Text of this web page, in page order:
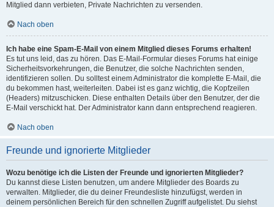
Mitglied dann verbieten, Private Nachrichten zu versenden.
Nach oben
Ich habe eine Spam-E-Mail von einem Mitglied dieses Forums erhalten!
Es tut uns leid, das zu hören. Das E-Mail-Formular dieses Forums hat einige
Sicherheitsvorkehrungen, die Benutzer, die solche Nachrichten senden,
identifizieren sollen. Du solltest einem Administrator die komplette E-Mail, die
du bekommen hast, weiterleiten. Dabei ist es ganz wichtig, die Kopfzeilen
(Headers) mitzuschicken. Diese enthalten Details über den Benutzer, der die
E-Mail verschickt hat. Der Administrator kann dann entsprechend reagieren.
Nach oben
Freunde und ignorierte Mitglieder
Wozu benötige ich die Listen der Freunde und ignorierten Mitglieder?
Du kannst diese Listen benutzen, um andere Mitglieder des Boards zu
verwalten. Mitglieder, die du deiner Freundesliste hinzufügst, werden in
deinem persönlichen Bereich für den schnellen Zugriff aufgelistet. Du siehst